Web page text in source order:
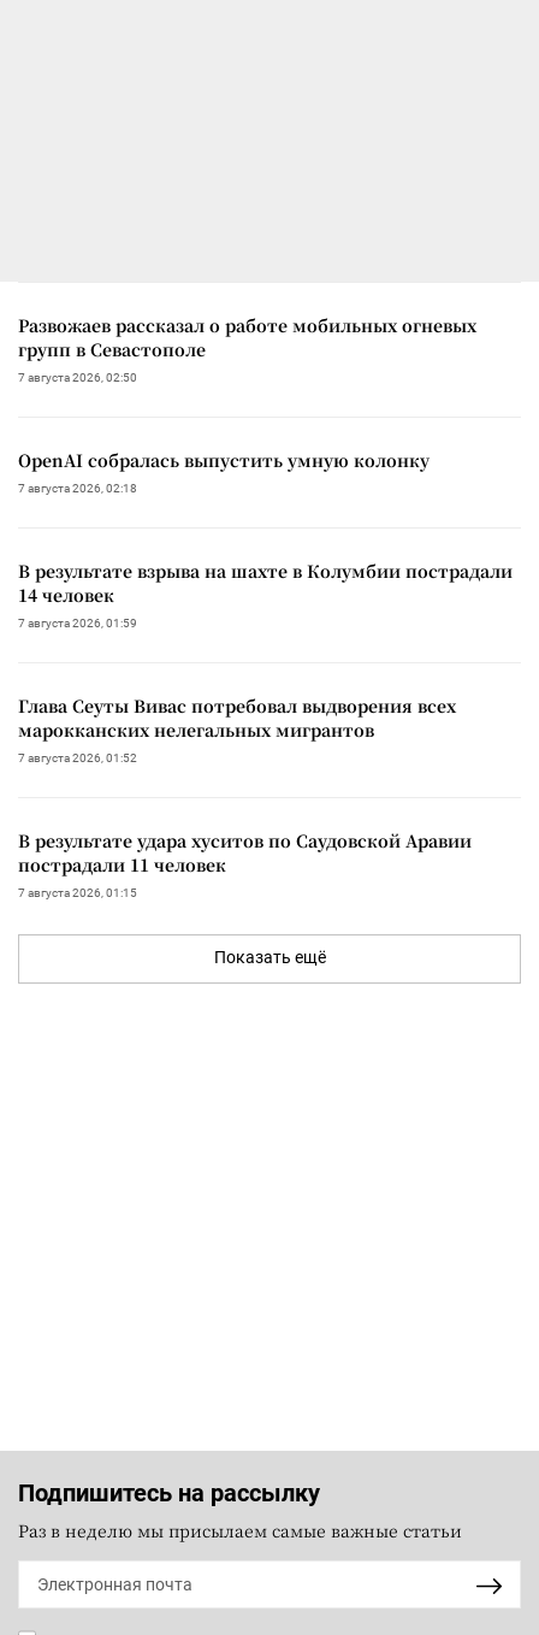
Развожаев рассказал о работе мобильных огневых
групп в Севастополе
7 августа 2026, 02:50
OpenAI собралась выпустить умную колонку
7 августа 2026, 02:18
В результате взрыва на шахте в Колумбии пострадали
14 человек
7 августа 2026, 01:59
Глава Сеуты Вивас потребовал выдворения всех
марокканских нелегальных мигрантов
7 августа 2026, 01:52
В результате удара хуситов по Саудовской Аравии
пострадали 11 человек
7 августа 2026, 01:15
Показать ещё
Подпишитесь на рассылку
Раз в неделю мы присылаем самые важные статьи